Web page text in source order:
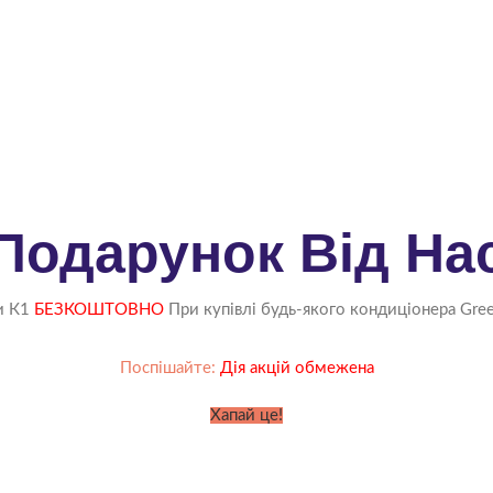
Від
К1 БЕЗКОШТОВНОПри купівлі будь-якого кондиціонера
Поспішайте: Дія акцій обмежена
Хапай це!